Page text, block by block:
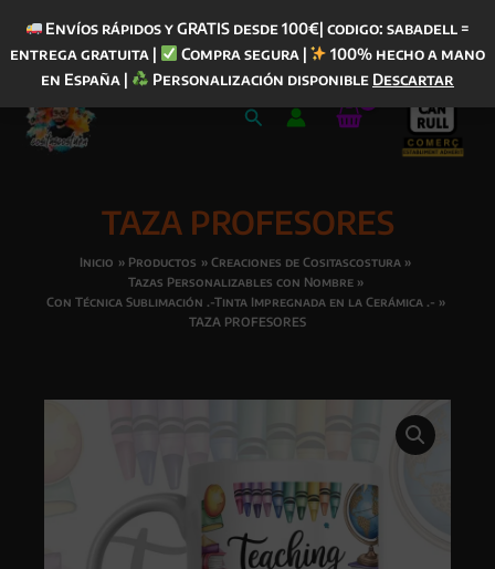
Envíos rápidos y GRATIS desde 100€| codigo: sabadell =
entrega gratuita |
Compra segura |
100% hecho a mano
en España |
Personalización disponible Descartar
contenido
Buscar
TAZA PROFESORES
Inicio Productos
Creaciones de Cositascostura
Tazas Personalizables con Nombre
Con Técnica Sublimación .-Tinta Impregnada en la Cerámica .-
TAZA PROFESORES